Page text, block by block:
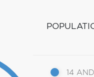
14